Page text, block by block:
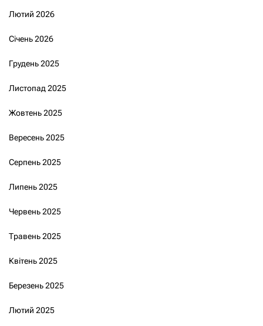
Лютий 2026
Січень 2026
Грудень 2025
Листопад 2025
Жовтень 2025
Вересень 2025
Серпень 2025
Липень 2025
Червень 2025
Травень 2025
Квітень 2025
Березень 2025
Лютий 2025